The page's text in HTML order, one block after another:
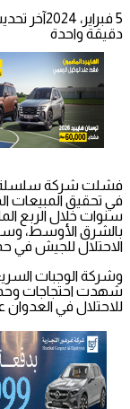
5 فبراير، 2024
آخر تحديث: 5
دقيقة واحدة
فشلت شركة سلسلة
في تحقيق المبيعات
سنوات خلال الربع
بالشرق الأوسط،
الاحتلال للجيش في
وشركة الوجبات
شهدت احتجاجات
للاحتلال في العدوان